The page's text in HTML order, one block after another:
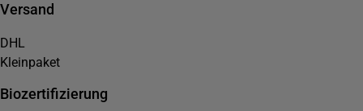
Versand
DHL
Kleinpaket
Biozertifizierung